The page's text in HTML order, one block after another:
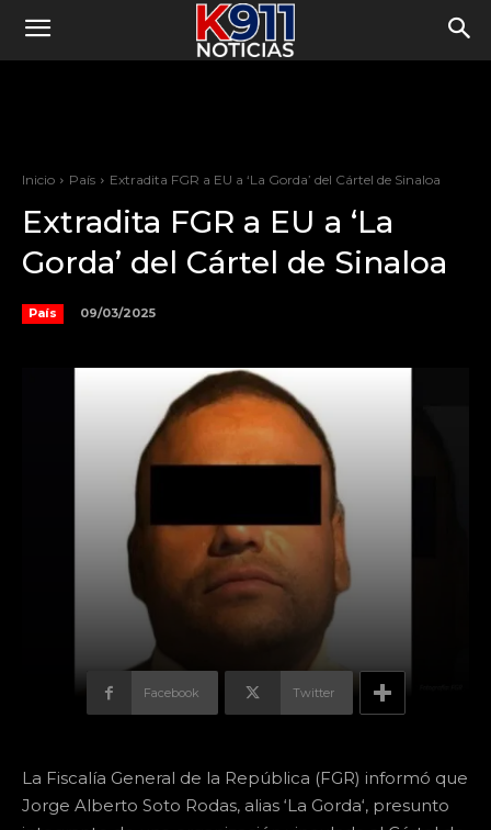
Inicio País Extradita FGR a EU a ‘La Gorda’ del Cártel de Sinaloa
Extradita FGR a EU a ‘La
Gorda’ del Cártel de Sinaloa
País 09/03/2025
Facebook Twitter
La Fiscalía General de la República (FGR) informó que
Jorge Alberto Soto Rodas, alias ‘La Gorda‘, presunto